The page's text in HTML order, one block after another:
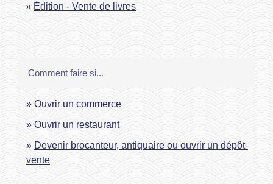
Édition - Vente de livres
Comment faire si...
Ouvrir un commerce
Ouvrir un restaurant
Devenir brocanteur, antiquaire ou ouvrir un dépôt-
vente